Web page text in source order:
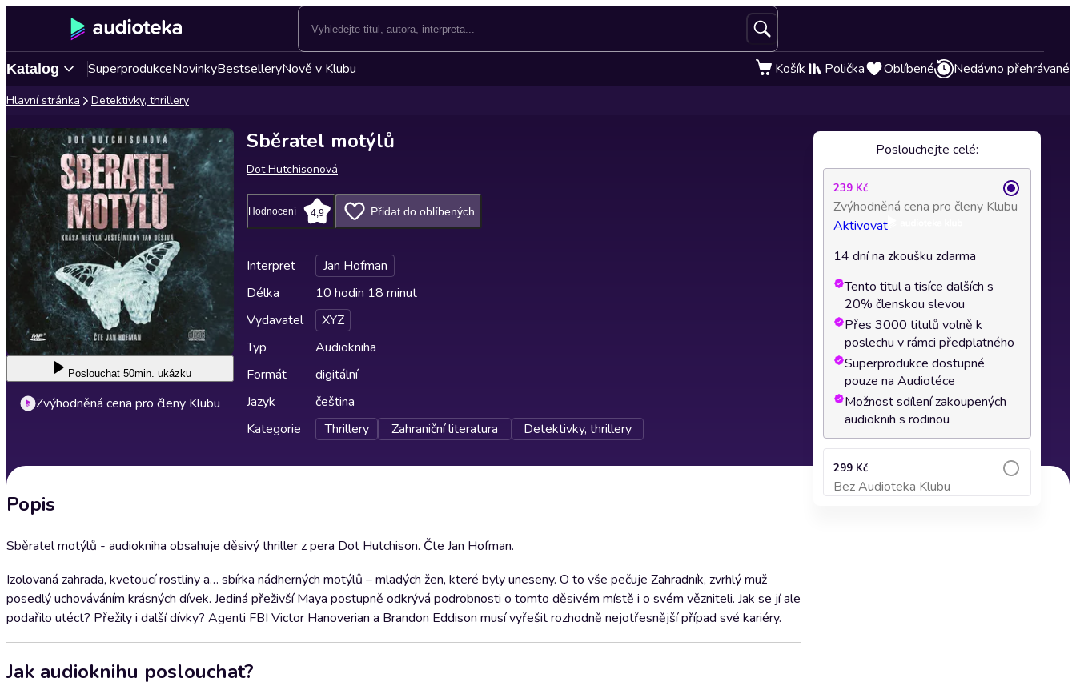
Katalog SuperprodukceNovinkyBestselleryNově v Klubu Košík Polička Oblíbené Nedávno přehrávané
Hlavní stránka Detektivky, thrillery
Poslouchat 50min. ukázku
Zvýhodněná cena pro členy Klubu
Sběratel motýlů
Dot Hutchisonová
Hodnocení 4,9 Přidat do oblíbených
Interpret
Jan Hofman
Délka
10 hodin 18 minut
Vydavatel
XYZ
Typ
Audiokniha
Formát
digitální
Jazyk
čeština
Kategorie
Thrillery Zahraniční literatura Detektivky, thrillery
Popis
Sběratel motýlů - audiokniha obsahuje děsivý thriller z pera Dot Hutchison. Čte Jan Hofman.
Izolovaná zahrada, kvetoucí rostliny a… sbírka nádherných motýlů – mladých žen, které byly uneseny. O to vše pečuje Zahradník, zvrhlý muž
posedlý uchováváním krásných dívek. Jediná přeživší Maya postupně odkrývá podrobnosti o tomto děsivém místě i o svém vězniteli. Jak se jí ale
podařilo utéct? Přežily i další dívky? Agenti FBI Victor Hanoverian a Brandon Eddison musí vyřešit rozhodně nejotřesnější případ své kariéry.
Jak audioknihu poslouchat?
Poslouchejte celé:
239 Kč
Zvýhodněná cena pro členy Klubu
Aktivovat
14 dní na zkoušku zdarma
Tento titul a tisíce dalších s
20% členskou slevou
Přes 3000 titulů volně k
poslechu v rámci předplatného
Superprodukce dostupné
pouze na Audiotéce
Možnost sdílení zakoupených
audioknih s rodinou
299 Kč
Bez Audioteka Klubu
Přidat do košíku